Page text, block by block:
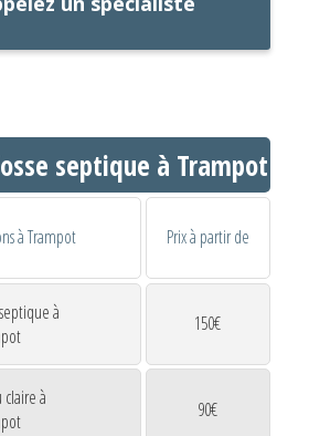
septique à Trampot
à Trampot Prix à partir de
à
150€
claire à
90€